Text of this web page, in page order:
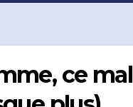
ce mal